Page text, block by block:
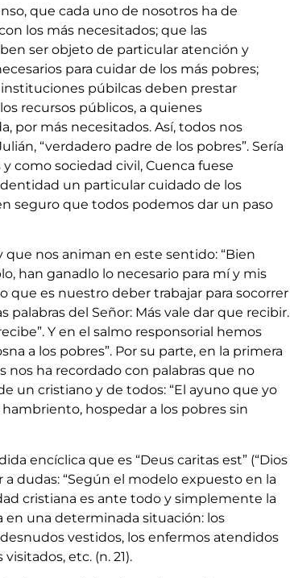
que cada uno de nosotros ha de
los más necesitados; que las
ser objeto de particular atención y
para cuidar de los más pobres;
púbilcas deben prestar
recursos públicos, a quienes
por más necesitados. Así, todos nos
“verdadero padre de los pobres”. Sería
como sociedad civil, Cuenca fuese
un particular cuidado de los
seguro que todos podemos dar un paso
nos animan en este sentido: “Bien
han ganadlo lo necesario para mí y mis
que es nuestro deber trabajar para socorrer
palabras del Señor: Más vale dar que recibir.
Y en el salmo responsorial hemos
a los pobres”. Por su parte, en la primera
nos ha recordado con palabras que no
un cristiano y de todos: “El ayuno que yo
hospedar a los pobres sin
encíclica que es “Deus caritas est” (“Dios
a dudas: “Según el modelo expuesto en la
cristiana es ante todo y simplemente la
una determinada situación: los
vestidos, los enfermos atendidos
etc. (n. 21).